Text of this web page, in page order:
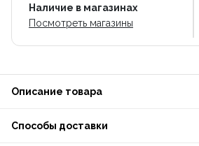
Наличие в магазинах
Посмотреть магазины
Описание товара
Способы доставки